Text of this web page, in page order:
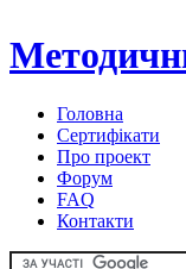
Головна
Сертифікати
Про проект
Форум
FAQ
Контакти